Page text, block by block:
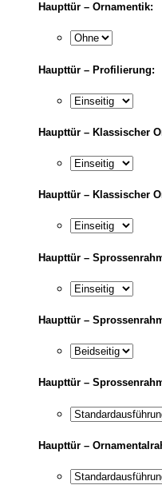
Haupttür – Ornamentik:
Haupttür – Profilierung:
Haupttür – Klassischer
Haupttür – Klassischer
Haupttür –
Haupttür –
Haupttür –
Haupttür –